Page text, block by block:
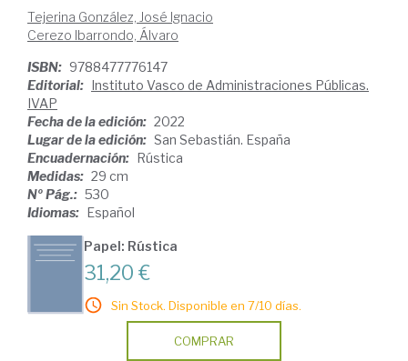
Tejerina González, José Ignacio
Cerezo Ibarrondo, Álvaro
ISBN: 9788477776147
Editorial: Instituto Vasco de Administraciones Públicas.
IVAP
Fecha de la edición: 2022
Lugar de la edición: San Sebastián. España
Encuadernación: Rústica
Medidas: 29 cm
Nº Pág.: 530
Idiomas: Español
Papel: Rústica
31,20 €
Sin Stock. Disponible en 7/10 días.
COMPRAR